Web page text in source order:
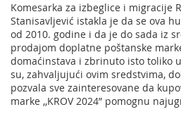
Komesarka za izbeglice i migracije
Stanisavljević istakla je da se ova
od 2010. godine i da je do sada iz
prodajom doplatne poštanske
domaćinstava i zbrinuto isto toliko
su, zahvaljujući ovim sredstvima,
pozvala sve zainteresovane da
marke ‚‚KROV 2024” pomognu